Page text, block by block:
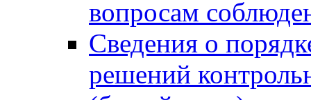
вопросам
Сведения о
решений